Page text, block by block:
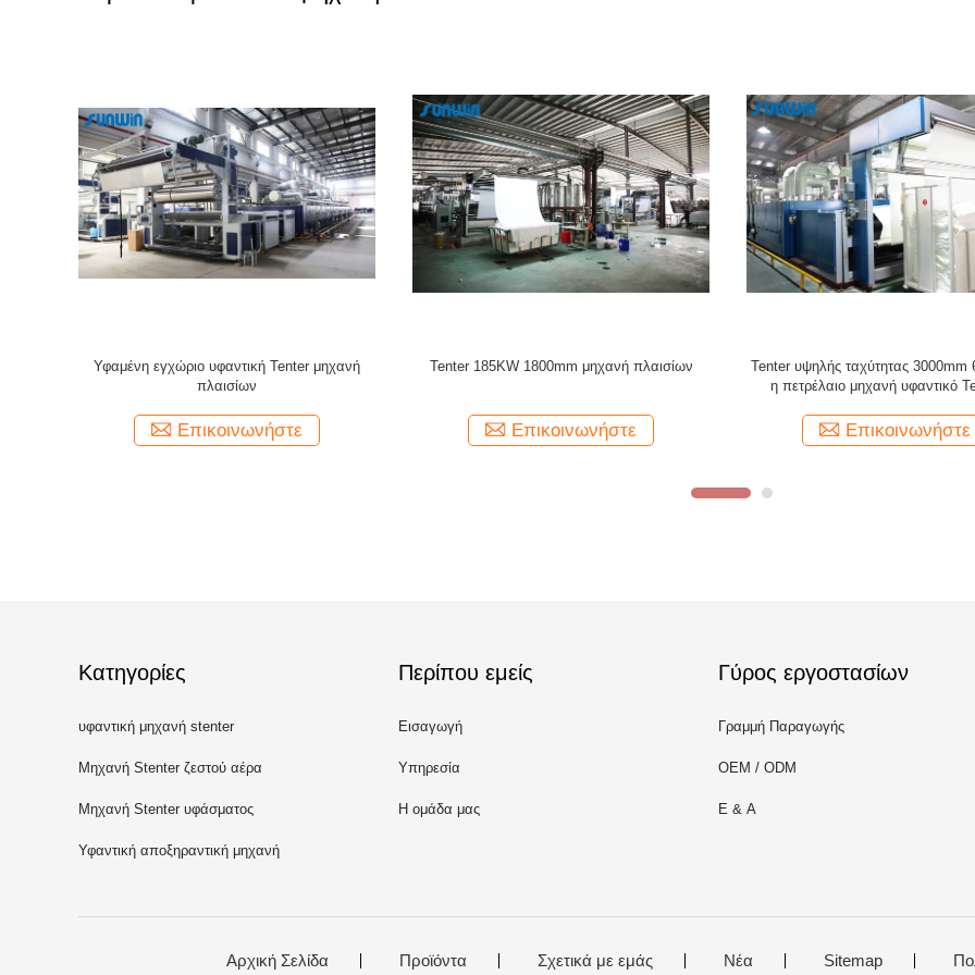
8 αίθουσα 2000mm υφαντική Tenter Stenter
μηχανή πλαισίων για το ντυμένο ύφασμα
Επικοινωνήστε
Θερμαμένη πετρέλαιο Tenter λήξης Stentering
Επικοινωνήστε
185KW Tenter ζεστός αέρας
100m/Min υφάσματος μηχανών
Επικοινωνήστε
Κατηγορίες
υφαντική μηχανή stenter
Μηχανή Stenter ζεστού αέρα
Μηχανή Stenter υφάσματος
Υφαντική αποξηραντική μηχανή
Περίπου εμείς
Εισαγωγή
Υπηρεσία
Η ομάδα μας
Γύρος εργοστασίων
Γραμμή Παραγωγής
OEM / ODM
Ε & Α
Αρχική Σελίδα Προϊόντα Σχετικά με εμάς Νέα Sitemap